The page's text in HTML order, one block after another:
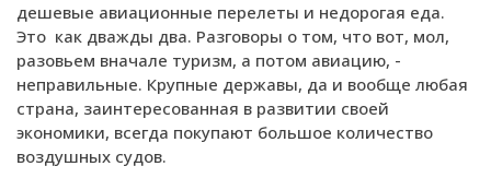
дешевые авиационные перелеты и недорогая еда.
Это как дважды два. Разговоры о том, что вот, мол,
разовьем вначале туризм, а потом авиацию, -
неправильные. Крупные державы, да и вообще любая
страна, заинтересованная в развитии своей
экономики, всегда покупают большое количество
воздушных судов.